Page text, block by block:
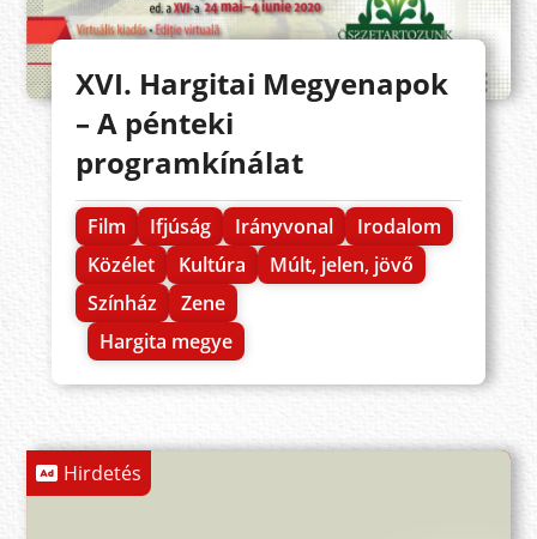
XVI. Hargitai Megyenapok
– A pénteki
programkínálat
Film Ifjúság Irányvonal
Irodalom
Közélet
Kultúra
Múlt, jelen, jövő
Színház
Zene
Hargita megye
Hirdetés